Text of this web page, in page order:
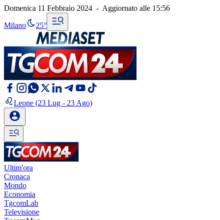
Domenica 11 Febbraio 2024 - Aggiornato alle 15:56
Milano 25°
Leone (23 Lug - 23 Ago)
Ultim'ora
Cronaca
Mondo
Economia
TgcomLab
Televisione